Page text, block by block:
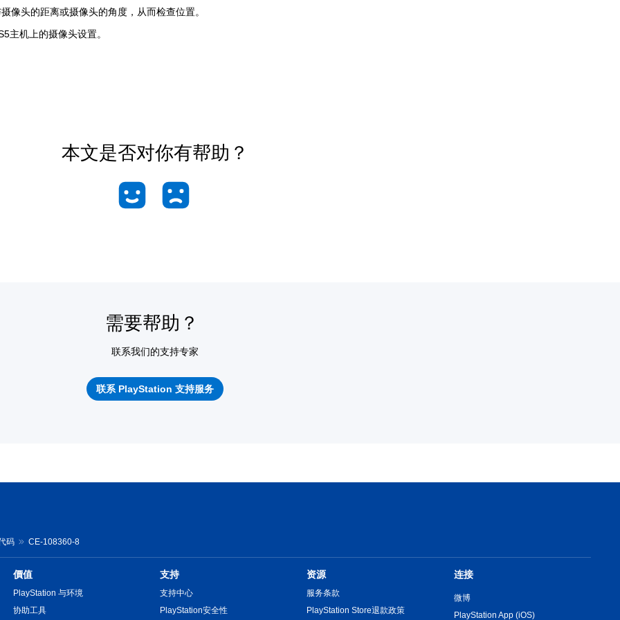
像头的距离或摄像头的角度，从而检查位置。
主机上的摄像头设置。
本文是否对你有帮助？
需要帮助？
联系我们的支持专家
联系 PlayStation 支持服务
码 CE-108360-8
價值
PlayStation 与环境
协助工具
支持
支持中心
PlayStation安全性
资源
服务条款
PlayStation Store退款政策
连接
微博
PlayStation App (iOS)